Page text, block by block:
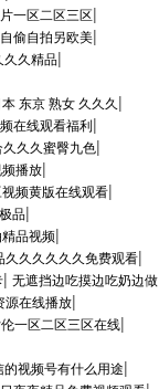
一区二区三区|
偷自拍另欧美|
久久精品|
东京 熟女 久久久|
在线观看福利|
久久蜜臀九色|
播放|
频黄版在线观看|
品|
品视频|
久久久久久久免费观看|
| 无遮挡边吃摸边吃奶边做
源在线播放|
一区二区三区在线|
的视频号有什么用途|